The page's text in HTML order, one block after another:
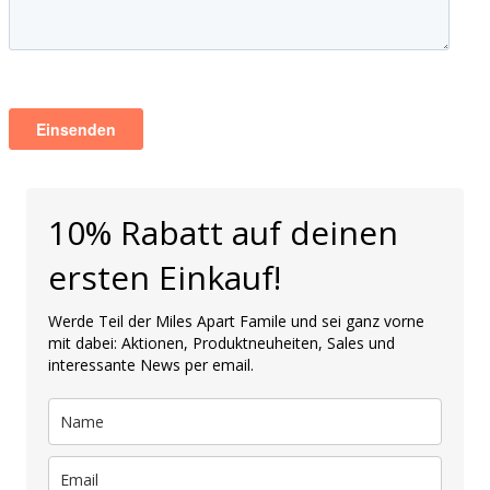
10% Rabatt auf deinen
ersten Einkauf!
Werde Teil der Miles Apart Famile und sei ganz vorne
mit dabei: Aktionen, Produktneuheiten, Sales und
interessante News per email.